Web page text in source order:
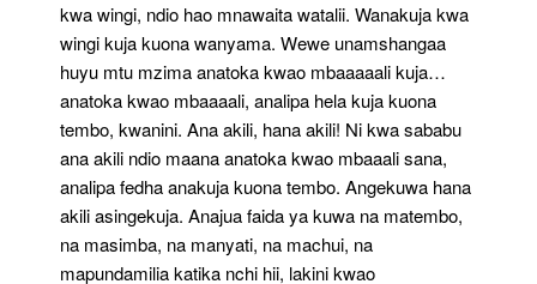
kwa wingi, ndio hao mnawaita watalii. Wanakuja kwa
wingi kuja kuona wanyama. Wewe unamshangaa
huyu mtu mzima anatoka kwao mbaaaaali kuja…
anatoka kwao mbaaaali, analipa hela kuja kuona
tembo, kwanini. Ana akili, hana akili! Ni kwa sababu
ana akili ndio maana anatoka kwao mbaaali sana,
analipa fedha anakuja kuona tembo. Angekuwa hana
akili asingekuja. Anajua faida ya kuwa na matembo,
na masimba, na manyati, na machui, na
mapundamilia katika nchi hii, lakini kwao